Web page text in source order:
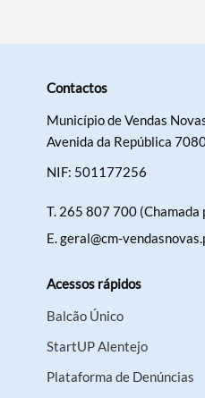
Contactos
Município de Vendas
Avenida da República
NIF: 501177256
T. 265 807 700 (Chamada
E.geral@cm-
Acessos rápidos
Balcão Único
StartUP Alentejo
Plataforma de Denúncias